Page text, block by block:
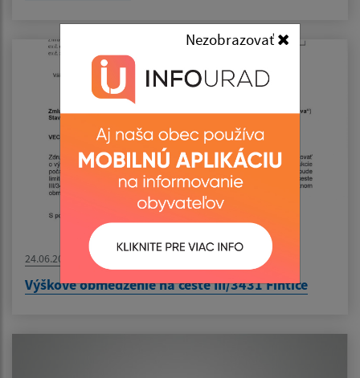
Nezobrazovať
24.06.2026
Výškové obmedzenie na ceste III/3431 Fintice